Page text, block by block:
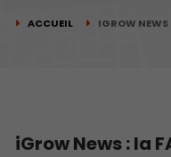
ACCUEIL IGROW NEWS
iGrow News : la